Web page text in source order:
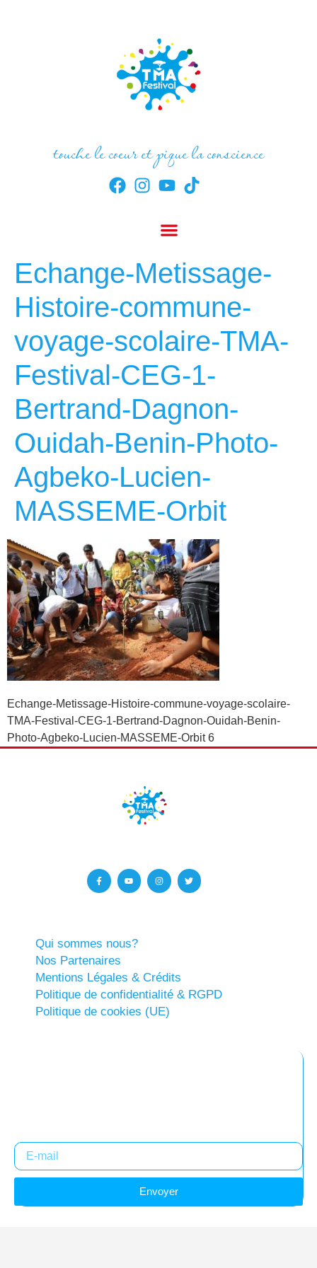
touche le coeur et pique la conscience
Echange-Metissage-
Histoire-commune-
voyage-scolaire-TMA-
Festival-CEG-1-
Bertrand-Dagnon-
Ouidah-Benin-Photo-
Agbeko-Lucien-
MASSEME-Orbit
Echange-Metissage-Histoire-commune-voyage-scolaire-
TMA-Festival-CEG-1-Bertrand-Dagnon-Ouidah-Benin-
Photo-Agbeko-Lucien-MASSEME-Orbit 6
Qui sommes nous?
Nos Partenaires
Mentions Légales & Crédits
Politique de confidentialité & RGPD
Politique de cookies (UE)
Envoyer